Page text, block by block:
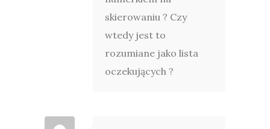
skierowaniu ? Czy
wtedy jest to
rozumiane jako lista
oczekujących ?